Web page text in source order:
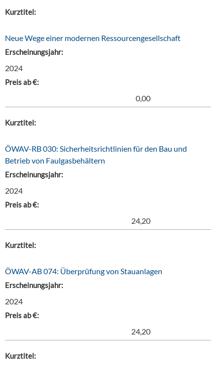
Kurztitel:
Neue Wege einer modernen Ressourcengesellschaft
Erscheinungsjahr:
2024
Preis ab €:
0,00
Kurztitel:
ÖWAV-RB 030: Sicherheitsrichtlinien für den Bau und
Betrieb von Faulgasbehältern
Erscheinungsjahr:
2024
Preis ab €:
24,20
Kurztitel:
ÖWAV-AB 074: Überprüfung von Stauanlagen
Erscheinungsjahr:
2024
Preis ab €:
24,20
Kurztitel: